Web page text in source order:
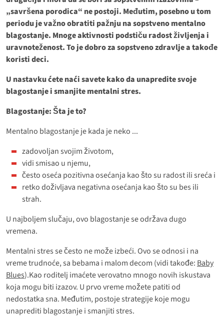
„savršena porodica“ ne postoji. Međutim, posebno u tom
periodu je važno obratiti pažnju na sopstveno mentalno
blagostanje. Mnoge aktivnosti podstiču radost življenja i
uravnoteženost. To je dobro za sopstveno zdravlje a takođe
koristi deci.
U nastavku ćete naći savete kako da unapredite svoje
blagostanje i smanjite mentalni stres.
Blagostanje: Šta je to?
Mentalno blagostanje je kada je neko ...
zadovoljan svojim životom,
vidi smisao u njemu,
često oseća pozitivna osećanja kao što su radost ili sreća i
retko doživljava negativna osećanja kao što su bes ili
strah.
U najboljem slučaju, ovo blagostanje se održava dugo
vremena.
Mentalni stres se često ne može izbeći. Ovo se odnosi i na
vreme trudnoće, sa bebama i malom decom (vidi takođe: Baby
Blues).Kao roditelj imaćete verovatno mnogo novih iskustava
koja mogu biti izazov. U prvo vreme možete patiti od
nedostatka sna. Međutim, postoje strategije koje mogu
unaprediti blagostanje i smanjiti stres.